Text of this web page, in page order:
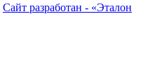
Сайт разработан - «Эталон